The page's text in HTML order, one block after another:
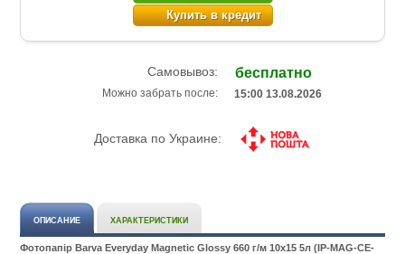
Купить в кредит
Самовывоз: бесплатно
Можно забрать после: 15:00 13.08.2026
Доставка по Украине:
ОПИСАНИЕ ХАРАКТЕРИСТИКИ
Фотопапір Barva Everyday Magnetic Glossy 660 г/м 10x15 5л (IP-MAG-CE-